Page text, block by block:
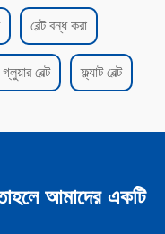
বেল্ট বন্ধ করা
বেল্ট ফ্ল্যাট বেল্ট
আমাদের একটি